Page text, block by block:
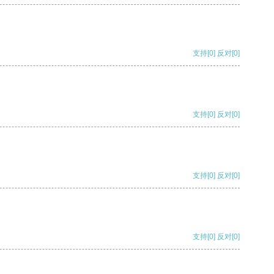
支持[0] 反对[0]
支持[0] 反对[0]
支持[0] 反对[0]
支持[0] 反对[0]